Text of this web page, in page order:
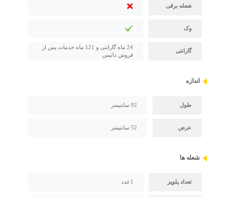
شعله برقی
وک
گارانتی
24 ماه گارانتی و 121 ماه خدمات پس از
فروش داتیس
اندازه
طول 92 سانتیمتر
عرض 52 سانتیمتر
شعله ها
تعداد پلوپز 1عدد